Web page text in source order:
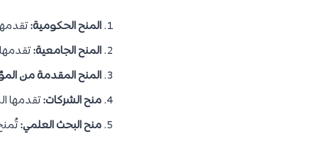
المنح الحكومية:
المنح الجامعية:
المنح المقدمة من
منح الشركات:تقدمها
منح البحث العلمي: